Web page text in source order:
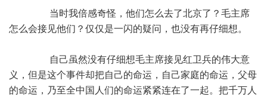
当时我倍感奇怪，他们怎么去了北京了？毛主席
怎么会接见他们？仅仅是一闪的疑问，也没有再仔细想。
自己虽然没有仔细想毛主席接见红卫兵的伟大意
义，但是这个事件却把自己的命运，自己家庭的命运，父母
的命运，乃至全中国人们的命运紧紧连在了一起。把千万人